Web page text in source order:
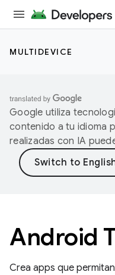
MULTIDEVICE
Google utiliza
contenido a tu idioma
realizadas con IA
Android
Crea apps que